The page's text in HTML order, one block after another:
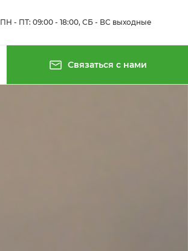
ПН - ПТ: 09:00 - 18:00, СБ - ВС выходные
Связаться с нами